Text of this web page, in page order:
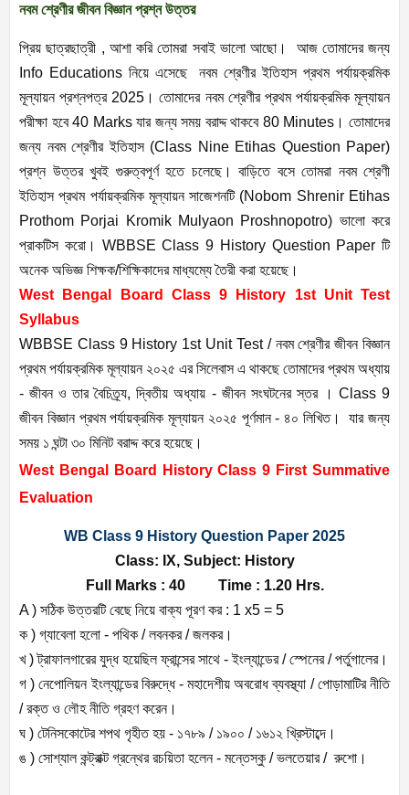
নবম শ্রেণীর জীবন বিজ্ঞান প্রশ্ন উত্তর
প্রিয় ছাত্রছাত্রী , আশা করি তোমরা সবাই ভালো আছো। আজ তোমাদের জন্য
Info Educations নিয়ে এসেছে নবম শ্রেণীর ইতিহাস প্রথম পর্যায়ক্রমিক
মূল্যায়ন প্রশ্নপত্র 2025। তোমাদের নবম শ্রেণীর প্রথম পর্যায়ক্রমিক মূল্যায়ন
পরীক্ষা হবে 40 Marks যার জন্য সময় বরাদ্দ থাকবে 80 Minutes। তোমাদের
জন্য নবম শ্রেণীর ইতিহাস (Class Nine Etihas Question Paper)
প্রশ্ন উত্তর খুবই গুরুত্বপূর্ণ হতে চলেছে। বাড়িতে বসে তোমরা নবম শ্রেণী
ইতিহাস প্রথম পর্যায়ক্রমিক মূল্যায়ন সাজেশনটি (Nobom Shrenir Etihas
Prothom Porjai Kromik Mulyaon Proshnopotro) ভালো করে
প্রাকটিস করো। WBBSE Class 9 History Question Paper টি
অনেক অভিজ্ঞ শিক্ষক/শিক্ষিকাদের মাধ্যম্যে তৈরী করা হয়েছে।
West Bengal Board Class 9 History 1st Unit Test
Syllabus
WBBSE Class 9 History 1st Unit Test / নবম শ্রেণীর জীবন বিজ্ঞান
প্রথম পর্যায়ক্রমিক মূল্যায়ন ২০২৫ এর সিলেবাস এ থাকছে তোমাদের প্রথম অধ্যায়
- জীবন ও তার বৈচিত্র্য, দ্বিতীয় অধ্যায় - জীবন সংঘটনের স্তর । Class 9
জীবন বিজ্ঞান প্রথম পর্যায়ক্রমিক মূল্যায়ন ২০২৫ পূর্ণমান - ৪০ লিখিত। যার জন্য
সময় ১ ঘন্টা ৩০ মিনিট বরাদ্দ করে হয়েছে।
West Bengal Board History Class 9 First Summative
Evaluation
WB Class 9 History Question Paper 2025
Class: IX, Subject: History
Full Marks : 40 Time : 1.20 Hrs.
A ) সঠিক উত্তরটি বেছে নিয়ে বাক্য পূরণ কর : 1 x5 = 5
ক ) গ্যাবেলা হলো - পথিক / লবনকর / জলকর।
খ ) ট্রাফালগারের যুদ্ধ হয়েছিল ফ্রান্সের সাথে - ইংল্যান্ডের / স্পেনের / পর্তুগালের।
গ ) নেপোলিয়ন ইংল্যান্ডের বিরুদ্ধে - মহাদেশীয় অবরোধ ব্যবস্থ্যা / পোড়ামাটির নীতি
/ রক্ত ও লৌহ নীতি গ্রহণ করেন।
ঘ ) টেনিসকোটের শপথ গৃহীত হয় - ১৭৮৯ / ১৯০০ / ১৬১২ খ্রিস্টাব্দে।
ঙ ) সোশ্যাল কন্ট্রাক্ট গ্রন্থের রচয়িতা হলেন - মন্তেস্কু / ভলতেয়ার / রুশো।